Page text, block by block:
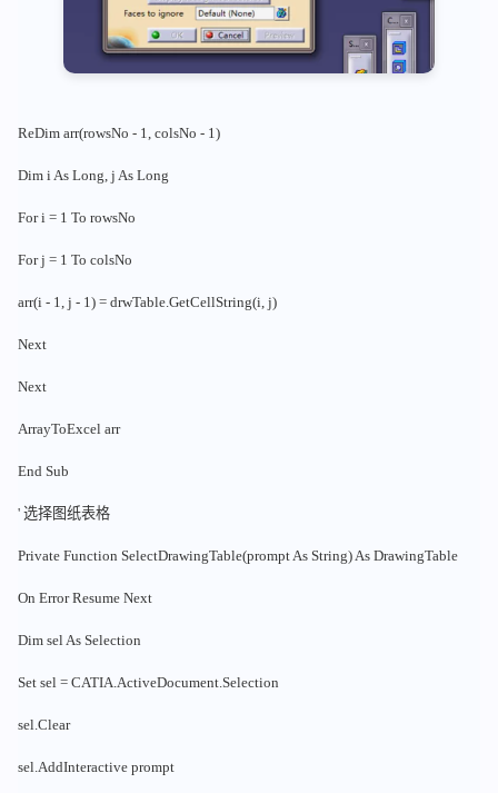
ReDim arr(rowsNo - 1, colsNo - 1)
Dim i As Long, j As Long
For i = 1 To rowsNo
For j = 1 To colsNo
arr(i - 1, j - 1) = drwTable.GetCellString(i, j)
Next
Next
ArrayToExcel arr
End Sub
' 选择图纸表格
Private Function SelectDrawingTable(prompt As String) As DrawingTable
On Error Resume Next
Dim sel As Selection
Set sel = CATIA.ActiveDocument.Selection
sel.Clear
sel.AddInteractive prompt